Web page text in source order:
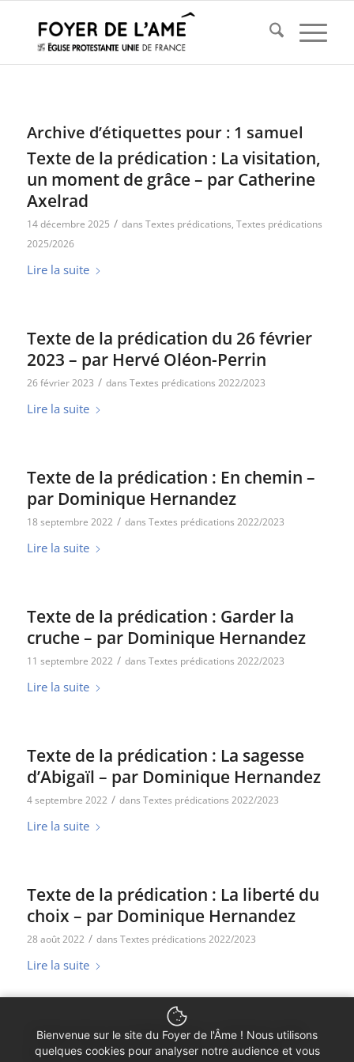
Archive d’étiquettes pour : 1 samuel
Texte de la prédication : La visitation,
un moment de grâce – par Catherine
Axelrad
14 décembre 2025 / dans Textes prédications, Textes prédications
2025/2026
Lire la suite
Texte de la prédication du 26 février
2023 – par Hervé Oléon-Perrin
26 février 2023 / dans Textes prédications 2022/2023
Lire la suite
Texte de la prédication : En chemin –
par Dominique Hernandez
18 septembre 2022 / dans Textes prédications 2022/2023
Lire la suite
Texte de la prédication : Garder la
cruche – par Dominique Hernandez
11 septembre 2022 / dans Textes prédications 2022/2023
Lire la suite
Texte de la prédication : La sagesse
d’Abigaïl – par Dominique Hernandez
4 septembre 2022 / dans Textes prédications 2022/2023
Lire la suite
Texte de la prédication : La liberté du
choix – par Dominique Hernandez
28 août 2022 / dans Textes prédications 2022/2023
Lire la suite
Texte de la prédication : Hineni, Me
voici – par Dominique Hernandez
Bienvenue sur le site du Foyer de l'Âme ! Nous utilisons
quelques cookies pour analyser notre audience et vous